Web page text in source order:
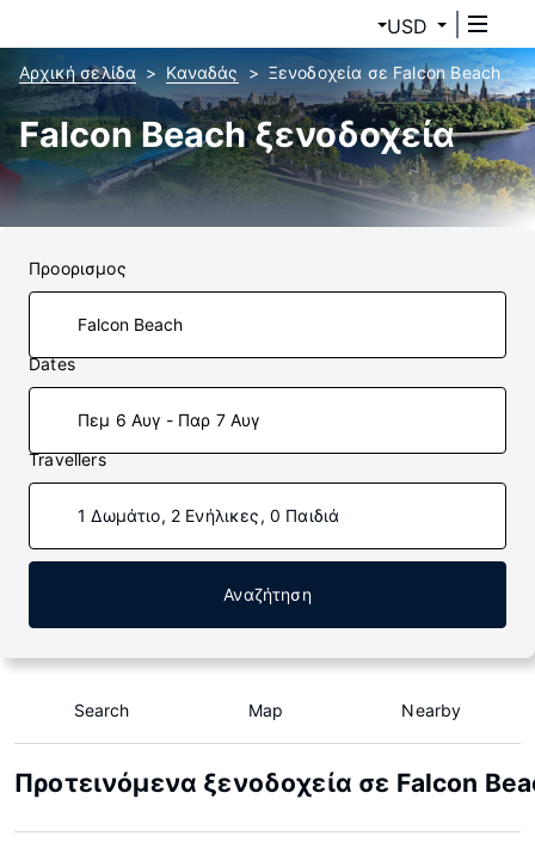
USD
Αρχική σελίδα Καναδάς Ξενοδοχεία σε Falcon Beach
Falcon Beach ξενοδοχεία
Προορισμος
Dates
Πεμ 6 Αυγ - Παρ 7 Αυγ
Travellers
1 Δωμάτιο, 2 Ενήλικες, 0 Παιδιά
Αναζήτηση
Search Map Nearby
Προτεινόμενα ξενοδοχεία σε Falcon